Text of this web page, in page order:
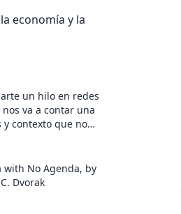
economía y la
un hilo en redes
va a contar una
contexto que no
a profundizar las
de la semana en
viernes en la
y Silvia Viñas te
No Agenda, by
Dvorak